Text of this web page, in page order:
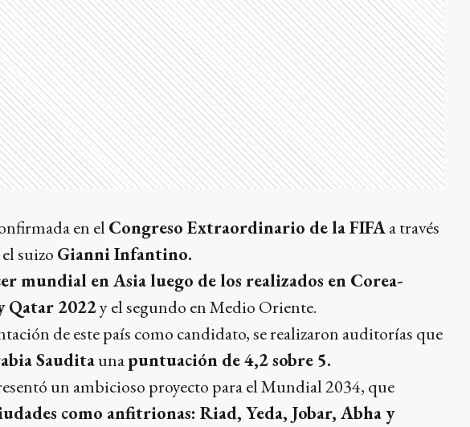
en el Congreso Extraordinario de la FIFAa través
suizo Gianni Infantino.
mundial en Asia luego de los realizados en Corea-
Qatar 2022y el segundo en Medio Oriente.
de este país como candidato, se realizaron auditorías que
Sauditaunapuntuación de 4,2 sobre 5.
un ambicioso proyecto para el Mundial 2034, que
como anfitrionas: Riad, Yeda, Jobar, Abha y